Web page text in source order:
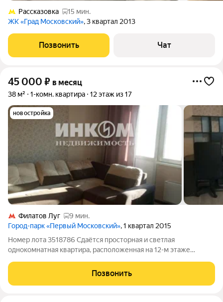
Рассказовка
15 мин.
ЖК «Град Московский», 3 квартал 2013
Позвонить Чат
45 000 ₽ в месяц
38 м² 1-комн. квартира 12 этаж из 17
новостройка
Филатов Луг
9 мин.
Город-парк «Первый Московский», 1 квартал 2015
Номер лота 3518786 Сдаётся просторная и светлая
однокомнатная квартира, расположенная на 12-м этаже
имеется всё необходимое для мгновенного заселения и
проживания без дополнительных затрат. В
Позвонить